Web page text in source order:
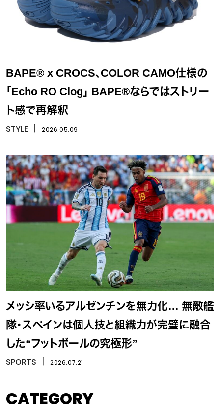
BAPE® x CROCS、COLOR CAMO仕様の
「Echo RO Clog」 BAPE®ならではストリー
ト感で再解釈
STYLE 2026.05.09
メッシ率いるアルゼンチンを無力化… 無敵艦
隊・スペインは個人技と組織力が完璧に融合
した“フットボールの究極形”
SPORTS 2026.07.21
CATEGORY